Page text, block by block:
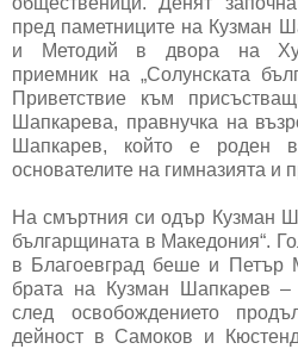
пред паметниците на Кузман
и Методий в двора на
приемник на „Солунската
Приветствие към
Шапкарева, правнучка на
Шапкарев, който е
основателите на гимназията и
На смъртния си одър Кузман
българщината в Македония“.
в Благоевград беше и Петър
брата на Кузман Шапкарев
след освобождението
дейност в Самоков и